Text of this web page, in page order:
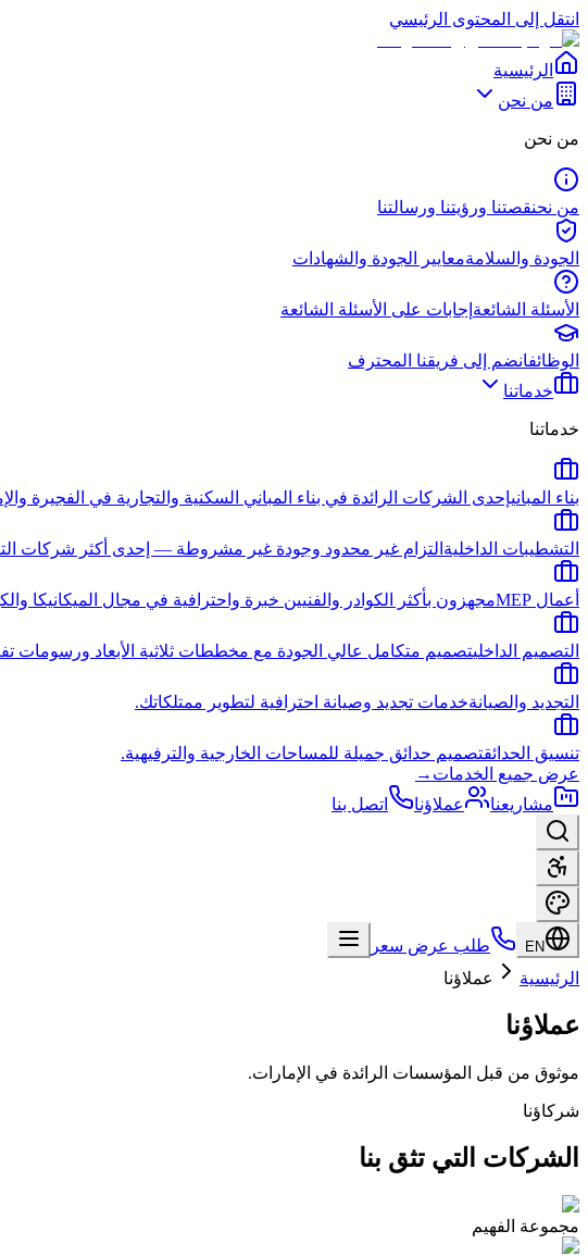
انتقل إلى المحتوى الرئيسي
الرئيسية
من نحن
من نحن
من نحنقصتنا ورؤيتنا ورسالتنا
الجودة والسلامةمعايير الجودة والشهادات
الأسئلة الشائعة إجابات على الأسئلة الشائعة
الوظائفانضم إلى فريقنا المحترف
خدماتنا
خدماتنا
بناء المبانيإحدى الشركات الرائدة في بناء المباني السكنية والتجارية في الفجيرة
التشطيبات الداخلية التزام غير محدود وجودة غير مشروطة — إحدى أكثر شركات
أعمال MEP مجهزون بأكثر الكوادر والفنيين خبرة واحترافية في مجال الميكانيكا
التصميم الداخليتصميم متكامل عالي الجودة مع مخططات ثلاثية الأبعاد ورسومات
التجديد والصيانةخدمات تجديد وصيانة احترافية لتطوير ممتلكاتك.
تنسيق الحدائقتصميم حدائق جميلة للمساحات الخارجية والترفيهية.
عرض جميع الخدمات →
مشاريعنا
عملاؤنا اتصل بنا
EN
طلب عرض سعر
الرئيسية
عملاؤنا
عملاؤنا
موثوق من قبل المؤسسات الرائدة في الإمارات.
شركاؤنا
الشركات التي تثق بنا
مجموعة الفهيم